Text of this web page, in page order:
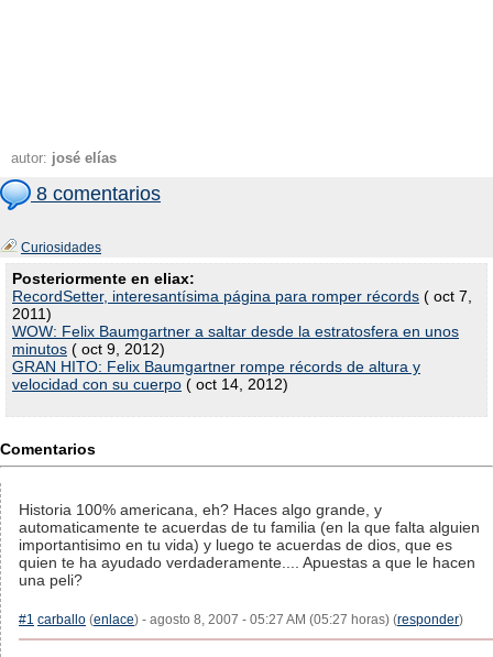
autor: josé elías
8 comentarios
Curiosidades
Posteriormente en eliax:
RecordSetter, interesantísima página para romper récords ( oct 7,
2011)
WOW: Felix Baumgartner a saltar desde la estratosfera en unos
minutos ( oct 9, 2012)
GRAN HITO: Felix Baumgartner rompe récords de altura y
velocidad con su cuerpo ( oct 14, 2012)
Comentarios
Historia 100% americana, eh? Haces algo grande, y
automaticamente te acuerdas de tu familia (en la que falta alguien
importantisimo en tu vida) y luego te acuerdas de dios, que es
quien te ha ayudado verdaderamente.... Apuestas a que le hacen
una peli?
#1 carballo (enlace) - agosto 8, 2007 - 05:27 AM (05:27 horas) (responder)